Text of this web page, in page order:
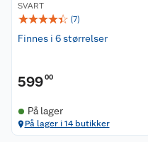
SVART
☆☆☆☆☆ (7)
Finnes i 6 størrelser
59900
På lager
På lager i 14 butikker